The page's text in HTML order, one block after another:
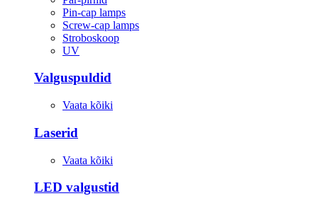
Pin-cap lamps
Screw-cap lamps
Stroboskoop
UV
Valguspuldid
Vaata kõiki
Laserid
Vaata kõiki
LED valgustid